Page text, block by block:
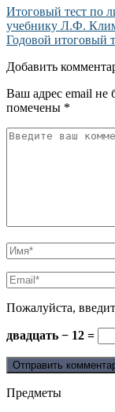
Итоговый тест по
учебнику Л.Ф.
Годовой итоговый
Добавить
Ваш адрес email не
помечены *
Пожалуйста,
двадцать − 12 =
Предметы